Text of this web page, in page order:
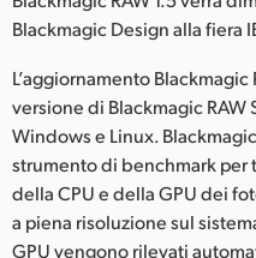
Mexico
Netherlands
New Zealand
Norway
Blackmagic Design alla fiera
L’aggiornamento
versione di Blackmagic
Windows e Linux.
strumento di benchmark
della CPU e della GPU dei
a piena risoluzione sul
GPU vengono rilevati